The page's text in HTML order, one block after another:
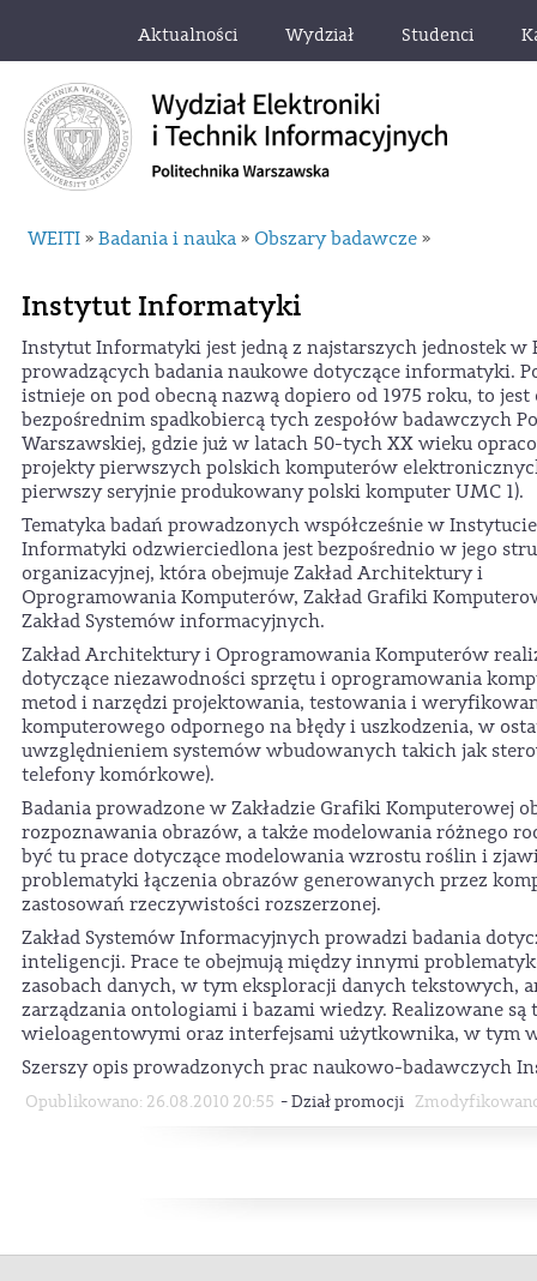
Aktualności Wydział Studenci
WEITI » Badania i nauka » Obszary badawcze »
Instytut Informatyki
Instytut Informatyki jest jedną z najstarszych jednostek w
prowadzących badania naukowe dotyczące informatyki.
istnieje on pod obecną nazwą dopiero od 1975 roku, to jest
bezpośrednim spadkobiercą tych zespołów badawczych
Warszawskiej, gdzie już w latach 50-tych XX wieku
projekty pierwszych polskich komputerów
pierwszy seryjnie produkowany polski komputer UMC 1).
Tematyka badań prowadzonych współcześnie w Instytucie
Informatyki odzwierciedlona jest bezpośrednio w jego
organizacyjnej, która obejmuje Zakład Architektury i
Oprogramowania Komputerów, Zakład Grafiki
Zakład Systemów informacyjnych.
Zakład Architektury i Oprogramowania Komputerów
dotyczące niezawodności sprzętu i oprogramowania
metod i narzędzi projektowania, testowania i
komputerowego odpornego na błędy i uszkodzenia, w
uwzględnieniem systemów wbudowanych takich jak
telefony komórkowe).
Badania prowadzone w Zakładzie Grafiki Komputerowej
rozpoznawania obrazów, a także modelowania różnego
być tu prace dotyczące modelowania wzrostu roślin i
problematyki łączenia obrazów generowanych przez
zastosowań rzeczywistości rozszerzonej.
Zakład Systemów Informacyjnych prowadzi badania
inteligencji. Prace te obejmują między innymi
zasobach danych, w tym eksploracji danych tekstowych,
zarządzania ontologiami i bazami wiedzy. Realizowane są
wieloagentowymi oraz interfejsami użytkownika, w tym
Szerszy opis prowadzonych prac naukowo-badawczych
Opublikowano: 26.08.2010 20:55 -Dział promocji